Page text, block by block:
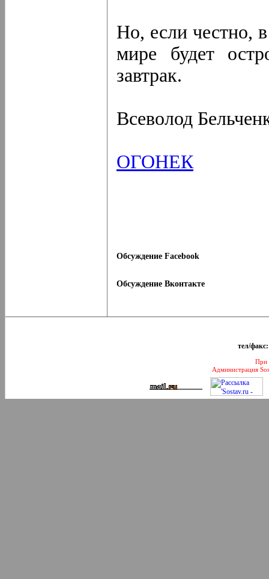
Но, если честно,
мире будет
завтрак.
Всеволод
ОГОНЕК
Обсуждение Facebook
Обсуждение Вконтакте
тел/факс:
При
Администрация